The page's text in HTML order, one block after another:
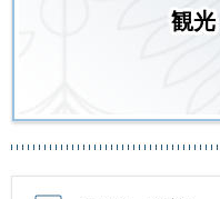
観